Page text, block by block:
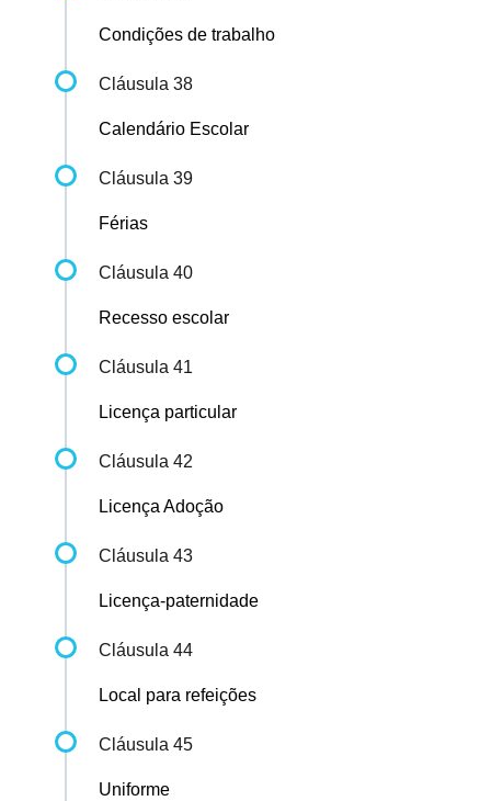
Condições de trabalho
Cláusula 38
Calendário Escolar
Cláusula 39
Férias
Cláusula 40
Recesso escolar
Cláusula 41
Licença particular
Cláusula 42
Licença Adoção
Cláusula 43
Licença-paternidade
Cláusula 44
Local para refeições
Cláusula 45
Uniforme